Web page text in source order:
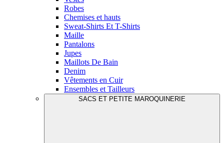
Robes
Chemises et hauts
Sweat-Shirts Et T-Shirts
Maille
Pantalons
Jupes
Maillots De Bain
Denim
Vêtements en Cuir
Ensembles et Tailleurs
SACS ET PETITE MAROQUINERIE